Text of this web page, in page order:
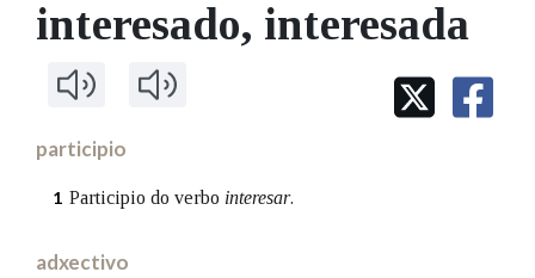
IDENTIDADE CORPORATIVA
MARCIAL DEL ADALID
CASA-MUSEO EMILIA PARDO
FIGURAS HOMENAXEADAS
Facebook
TwitterYoutubeInstagram
Bluesky
BUSCAR NOS LEMAS
Comeza por
Contén
interesado, interesada
participio
1 Participio do verbo interesar.
adxectivo